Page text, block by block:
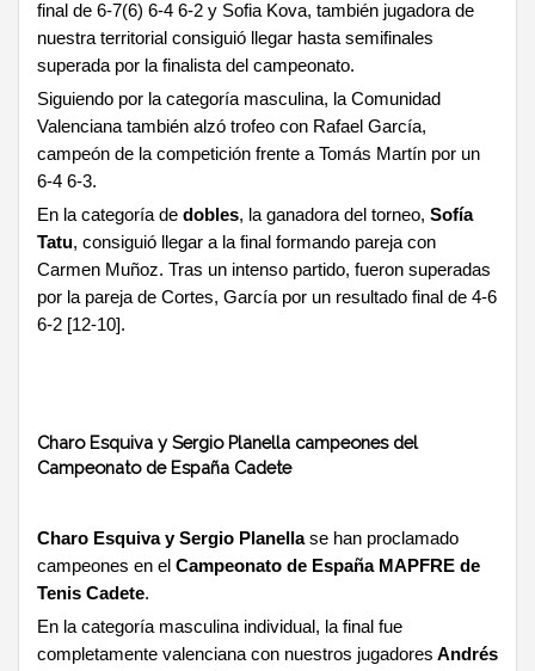
final de 6-7(6) 6-4 6-2 y Sofia Kova, también jugadora de
nuestra territorial consiguió llegar hasta semifinales
superada por la finalista del campeonato.
Siguiendo por la categoría masculina, la Comunidad
Valenciana también alzó trofeo con Rafael García,
campeón de la competición frente a Tomás Martín por un
6-4 6-3.
En la categoría de dobles, la ganadora del torneo, Sofía
Tatu, consiguió llegar a la final formando pareja con
Carmen Muñoz. Tras un intenso partido, fueron superadas
por la pareja de Cortes, García por un resultado final de 4-6
6-2 [12-10].
Charo Esquiva y Sergio Planella campeones del
Campeonato de España Cadete
Charo Esquiva y Sergio Planellase han proclamado
campeones en el Campeonato de España MAPFRE de
Tenis Cadete.
En la categoría masculina individual, la final fue
completamente valenciana con nuestros jugadores Andrés